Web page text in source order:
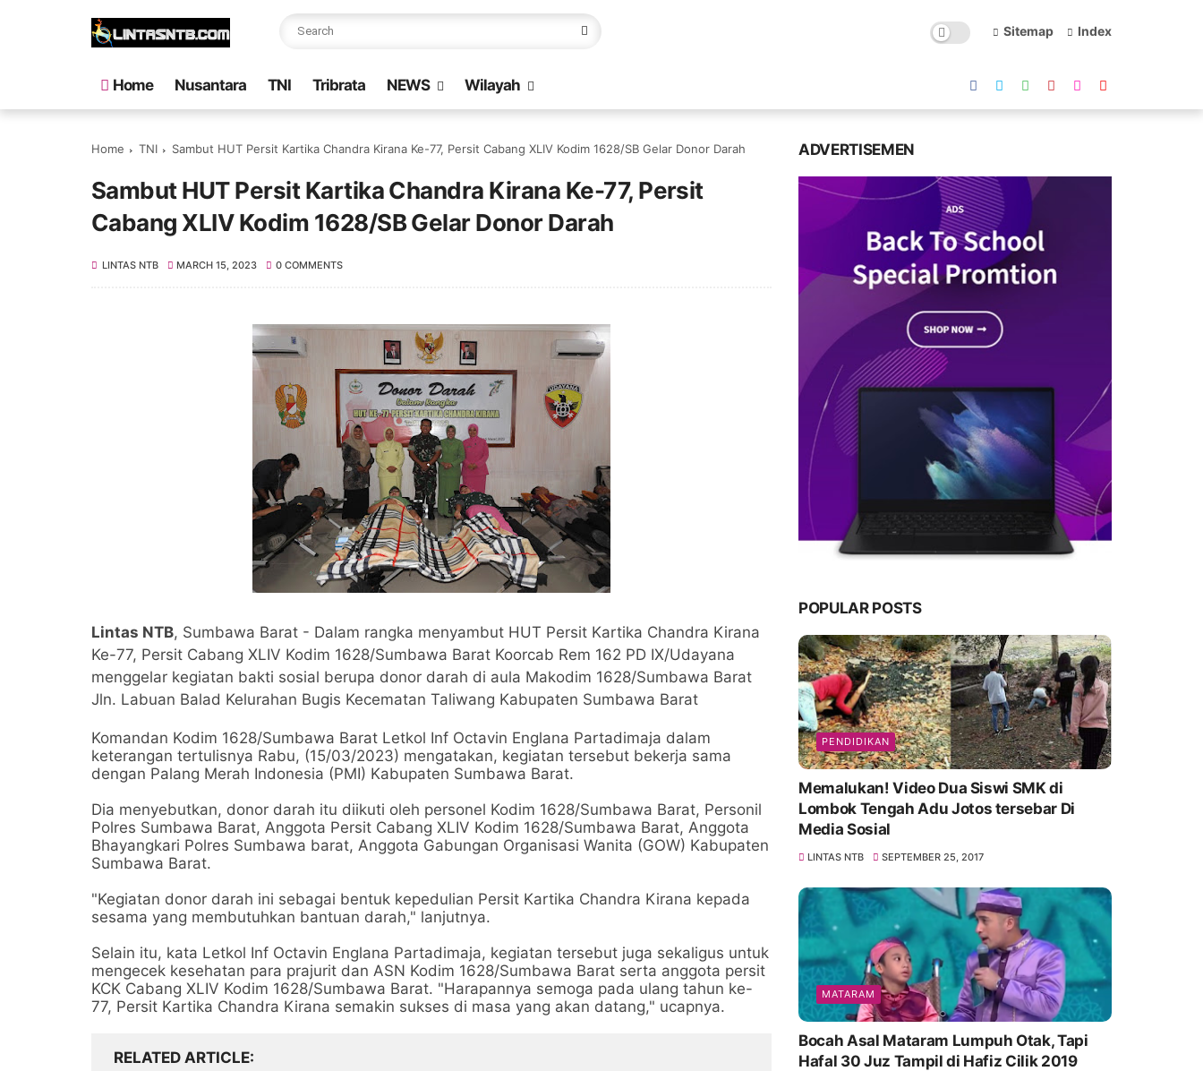
Sitemap Index
Home Nusantara TNI Tribrata NEWS Wilayah
Home TNI Sambut HUT Persit Kartika Chandra Kirana Ke-77, Persit Cabang XLIV Kodim 1628/SB Gelar Donor Darah
Sambut HUT Persit Kartika Chandra Kirana Ke-77, Persit
Cabang XLIV Kodim 1628/SB Gelar Donor Darah
LINTAS NTB MARCH 15, 2023 0 COMMENTS
Lintas NTB, Sumbawa Barat - Dalam rangka menyambut HUT Persit Kartika Chandra Kirana
Ke-77, Persit Cabang XLIV Kodim 1628/Sumbawa Barat Koorcab Rem 162 PD IX/Udayana
menggelar kegiatan bakti sosial berupa donor darah di aula Makodim 1628/Sumbawa Barat
Jln. Labuan Balad Kelurahan Bugis Kecematan Taliwang Kabupaten Sumbawa Barat
Komandan Kodim 1628/Sumbawa Barat Letkol Inf Octavin Englana Partadimaja dalam
keterangan tertulisnya Rabu, (15/03/2023) mengatakan, kegiatan tersebut bekerja sama
dengan Palang Merah Indonesia (PMI) Kabupaten Sumbawa Barat.
Dia menyebutkan, donor darah itu diikuti oleh personel Kodim 1628/Sumbawa Barat, Personil
Polres Sumbawa Barat, Anggota Persit Cabang XLIV Kodim 1628/Sumbawa Barat, Anggota
Bhayangkari Polres Sumbawa barat, Anggota Gabungan Organisasi Wanita (GOW) Kabupaten
Sumbawa Barat.
"Kegiatan donor darah ini sebagai bentuk kepedulian Persit Kartika Chandra Kirana kepada
sesama yang membutuhkan bantuan darah," lanjutnya.
Selain itu, kata Letkol Inf Octavin Englana Partadimaja, kegiatan tersebut juga sekaligus untuk
mengecek kesehatan para prajurit dan ASN Kodim 1628/Sumbawa Barat serta anggota persit
KCK Cabang XLIV Kodim 1628/Sumbawa Barat. "Harapannya semoga pada ulang tahun ke-
77, Persit Kartika Chandra Kirana semakin sukses di masa yang akan datang," ucapnya.
RELATED ARTICLE
ADVERTISEMEN
POPULAR POSTS
PENDIDIKAN
Memalukan! Video Dua Siswi SMK di
Lombok Tengah Adu Jotos tersebar Di
Media Sosial
LINTAS NTB SEPTEMBER 25, 2017
MATARAM
Bocah Asal Mataram Lumpuh Otak, Tapi
Hafal 30 Juz Tampil di Hafiz Cilik 2019